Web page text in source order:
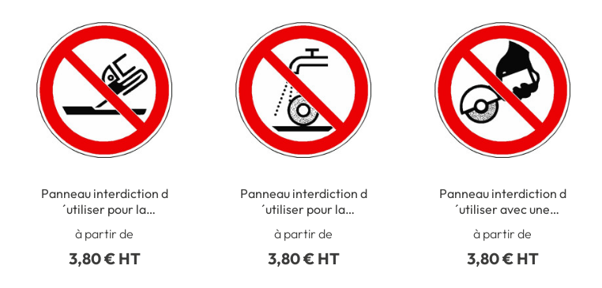
Panneau interdiction d
´utiliser pour la
rectification plane ISO
7010 - P032
à partir de
3,80 € HT
Panneau interdiction d
´utiliser pour la
rectification humide ISO
7010 - P033
à partir de
3,80 € HT
Panneau interdiction d
´utiliser avec une
meuleuse portative ISO
7010 - P034
à partir de
3,80 € HT